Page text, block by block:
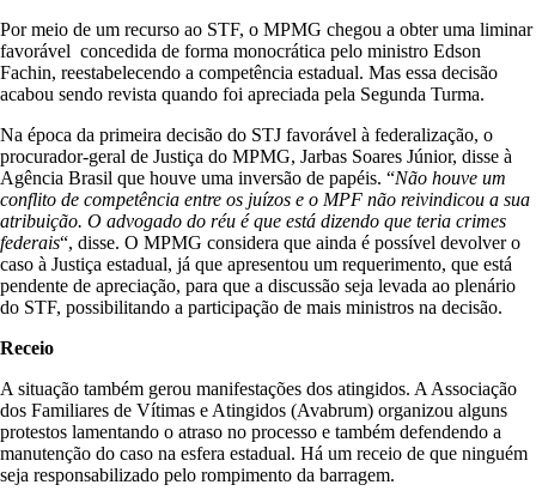
Por meio de um recurso ao STF, o MPMG chegou a obter uma liminar
favorável concedida de forma monocrática pelo ministro Edson
Fachin, reestabelecendo a competência estadual. Mas essa decisão
acabou sendo revista quando foi apreciada pela Segunda Turma.
Na época da primeira decisão do STJ favorável à federalização, o
procurador-geral de Justiça do MPMG, Jarbas Soares Júnior, disse à
Agência Brasil que houve uma inversão de papéis. “Não houve um
conflito de competência entre os juízos e o MPF não reivindicou a sua
atribuição. O advogado do réu é que está dizendo que teria crimes
federais“, disse. O MPMG considera que ainda é possível devolver o
caso à Justiça estadual, já que apresentou um requerimento, que está
pendente de apreciação, para que a discussão seja levada ao plenário
do STF, possibilitando a participação de mais ministros na decisão.
Receio
A situação também gerou manifestações dos atingidos. A Associação
dos Familiares de Vítimas e Atingidos (Avabrum) organizou alguns
protestos lamentando o atraso no processo e também defendendo a
manutenção do caso na esfera estadual. Há um receio de que ninguém
seja responsabilizado pelo rompimento da barragem.